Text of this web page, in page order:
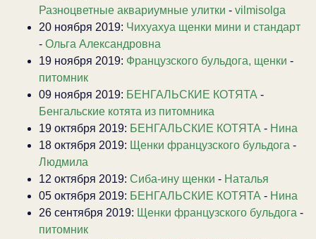
Разноцветные аквариумные улитки - vilmisolga
20 ноября 2019: Чихуахуа щенки мини и стандарт
- Ольга Александровна
19 ноября 2019: Французского бульдога, щенки -
питомник
09 ноября 2019: БЕНГАЛЬСКИЕ КОТЯТА -
Бенгальские котята из питомника
19 октября 2019: БЕНГАЛЬСКИЕ КОТЯТА - Нина
18 октября 2019: Щенки французского бульдога -
Людмила
12 октября 2019: Сиба-ину щенки - Наталья
05 октября 2019: БЕНГАЛЬСКИЕ КОТЯТА - Нина
26 сентября 2019: Щенки французского бульдога -
питомник